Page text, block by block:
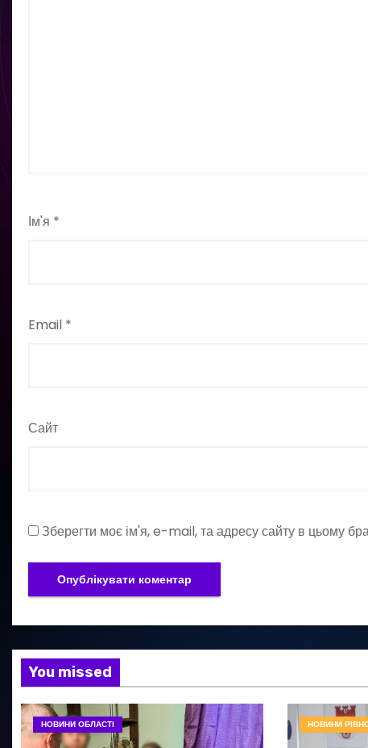
Ім'я *
Email *
Сайт
Зберегти моє ім'я, e-mail, та адресу сайту в цьому
You missed
НОВИНИ ОБЛАСТІ НОВИНИ